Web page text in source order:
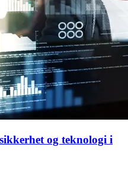
og teknologi i